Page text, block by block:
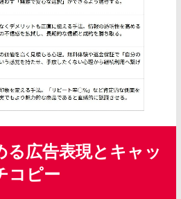
る広告表現とキャッ
コピー